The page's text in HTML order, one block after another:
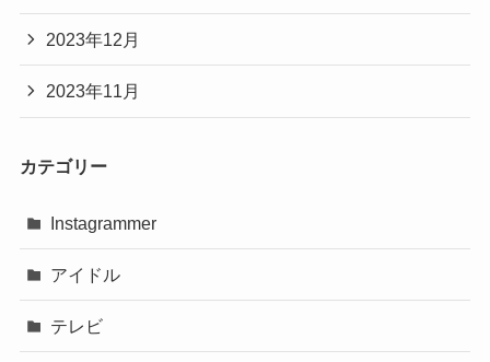
2023年12月
2023年11月
カテゴリー
Instagrammer
アイドル
テレビ